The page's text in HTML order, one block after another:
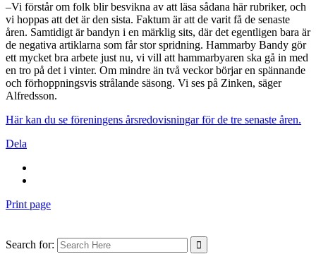
–Vi förstår om folk blir besvikna av att läsa sådana här rubriker, och
vi hoppas att det är den sista. Faktum är att de varit få de senaste
åren. Samtidigt är bandyn i en märklig sits, där det egentligen bara är
de negativa artiklarna som får stor spridning. Hammarby Bandy gör
ett mycket bra arbete just nu, vi vill att hammarbyaren ska gå in med
en tro på det i vinter. Om mindre än två veckor börjar en spännande
och förhoppningsvis strålande säsong. Vi ses på Zinken, säger
Alfredsson.
Här kan du se föreningens årsredovisningar för de tre senaste åren.
Dela
Print page
Search for: